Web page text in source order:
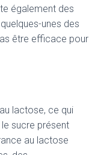
également des
unes des
être efficace pour
lactose, ce qui
sucre présent
au lactose